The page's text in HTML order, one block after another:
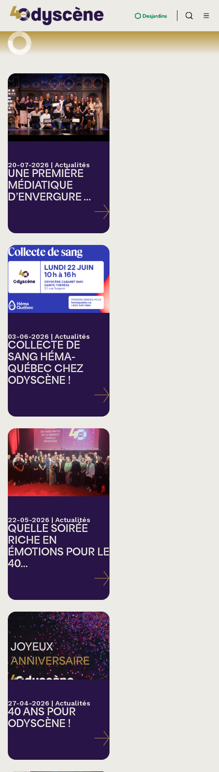
20-07-2026 | Actualités
UNE PREMIÈRE
MÉDIATIQUE
D’ENVERGURE ...
03-06-2026 | Actualités
COLLECTE DE
SANG HÉMA-
QUÉBEC CHEZ
ODYSCÈNE !
22-05-2026 | Actualités
QUELLE SOIRÉE
RICHE EN
ÉMOTIONS POUR LE
40...
27-04-2026 | Actualités
40 ANS POUR
ODYSCÈNE !